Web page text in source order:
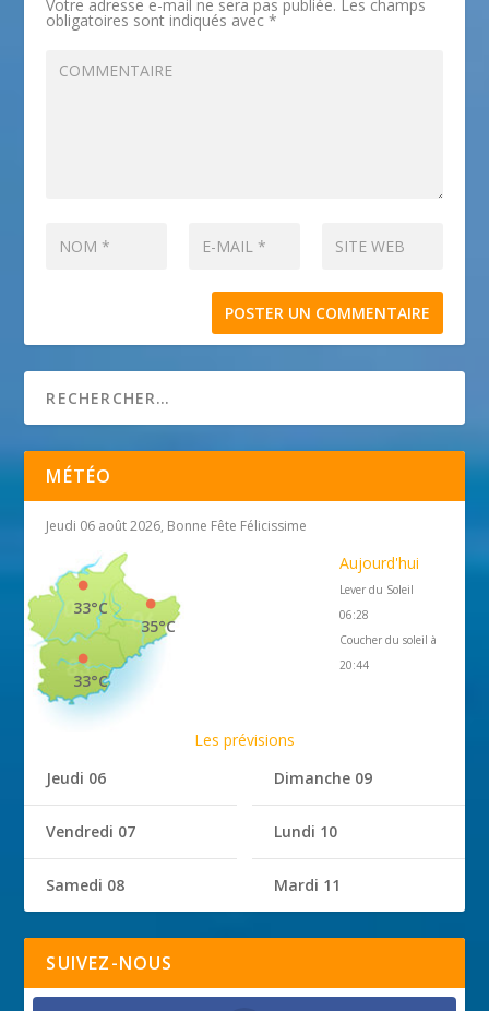
Votre adresse e-mail ne sera pas publiée. Les champs
obligatoires sont indiqués avec*
MÉTÉO
Jeudi 06 août 2026, Bonne Fête Félicissime
35°C
33°C
33°C
Aujourd'hui
Lever du Soleil
06:28
Coucher du soleil à
20:44
Les prévisions
Jeudi 06
Vendredi 07
Samedi 08
Dimanche 09
Lundi 10
Mardi 11
SUIVEZ-NOUS